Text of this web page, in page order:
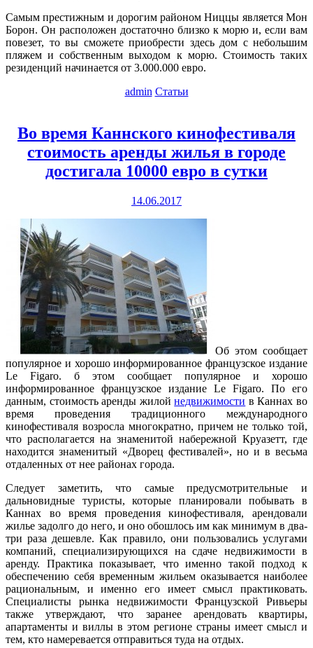
Самым престижным и дорогим районом Ниццы является Мон
Борон. Он расположен достаточно близко к морю и, если вам
повезет, то вы сможете приобрести здесь дом с небольшим
пляжем и собственным выходом к морю. Стоимость таких
резиденций начинается от 3.000.000 евро.
admin Статьи
Во время Каннского кинофестиваля
стоимость аренды жилья в городе
достигала 10000 евро в сутки
14.06.2017
Об этом сообщает
популярное и хорошо информированное французское издание
Le Figaro. б этом сообщает популярное и хорошо
информированное французское издание Le Figaro. По его
данным, стоимость аренды жилойнедвижимости в Каннах во
время проведения традиционного международного
кинофестиваля возросла многократно, причем не только той,
что располагается на знаменитой набережной Круазетт, где
находится знаменитый «Дворец фестивалей», но и в весьма
отдаленных от нее районах города.
Следует заметить, что самые предусмотрительные и
дальновидные туристы, которые планировали побывать в
Каннах во время проведения кинофестиваля, арендовали
жилье задолго до него, и оно обошлось им как минимум в два-
три раза дешевле. Как правило, они пользовались услугами
компаний, специализирующихся на сдаче недвижимости в
аренду. Практика показывает, что именно такой подход к
обеспечению себя временным жильем оказывается наиболее
рациональным, и именно его имеет смысл практиковать.
Специалисты рынка недвижимости Французской Ривьеры
также утверждают, что заранее арендовать квартиры,
апартаменты и виллы в этом регионе страны имеет смысл и
тем, кто намеревается отправиться туда на отдых.